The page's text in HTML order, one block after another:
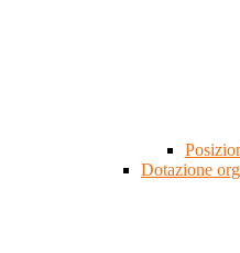
Dotazione